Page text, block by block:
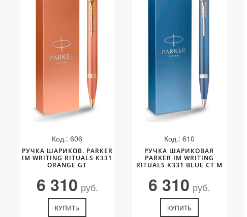
Код.: 606
РУЧКА ШАРИКОВ. PARKER
IM WRITING RITUALS K331
ORANGE GT
6 310 руб.
КУПИТЬ
Код.: 610
РУЧКА ШАРИКОВАЯ
PARKER IM WRITING
RITUALS K331 BLUE CT M
6 310 руб.
КУПИТЬ